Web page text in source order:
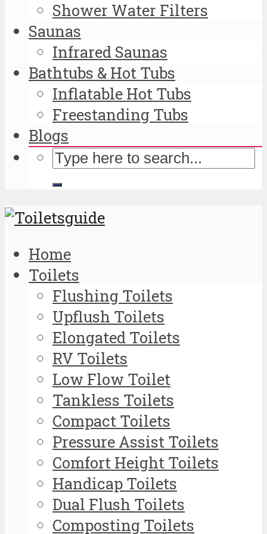
Shower Water Filters
Saunas
Infrared Saunas
Bathtubs & Hot Tubs
Inflatable Hot Tubs
Freestanding Tubs
Blogs
Home
Toilets
Flushing Toilets
Upflush Toilets
Elongated Toilets
RV Toilets
Low Flow Toilet
Tankless Toilets
Compact Toilets
Pressure Assist Toilets
Comfort Height Toilets
Handicap Toilets
Dual Flush Toilets
Composting Toilets